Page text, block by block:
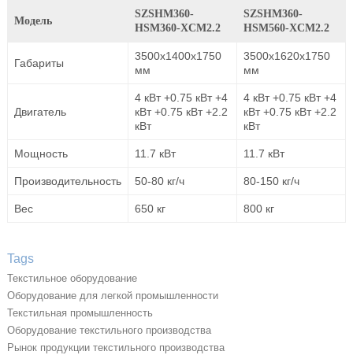
Модель
SZSHM360-
HSM360-XCM2.2
SZSHM360-
HSM560-XCM2.2
Габариты
3500x1400x1750
мм
3500x1620x1750
мм
Двигатель
4 кВт +0.75 кВт +4
кВт +0.75 кВт +2.2
кВт
4 кВт +0.75 кВт +4
кВт +0.75 кВт +2.2
кВт
Мощность 11.7 кВт 11.7 кВт
Производительность 50-80 кг/ч 80-150 кг/ч
Вес 650 кг 800 кг
Tags
Текстильное оборудование
Оборудование для легкой промышленности
Текстильная промышленность
Оборудование текстильного производства
Рынок продукции текстильного производства